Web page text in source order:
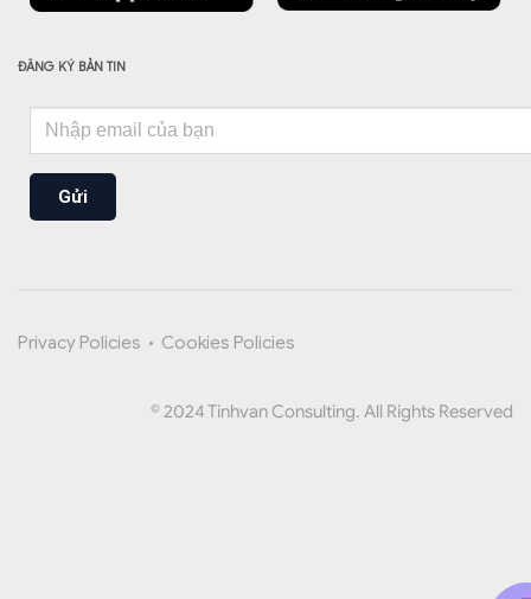
ĐĂNG KÝ BẢN TIN
Gửi
Privacy Policies • Cookies Policies
© 2024 Tinhvan Consulting. All Rights Reserved